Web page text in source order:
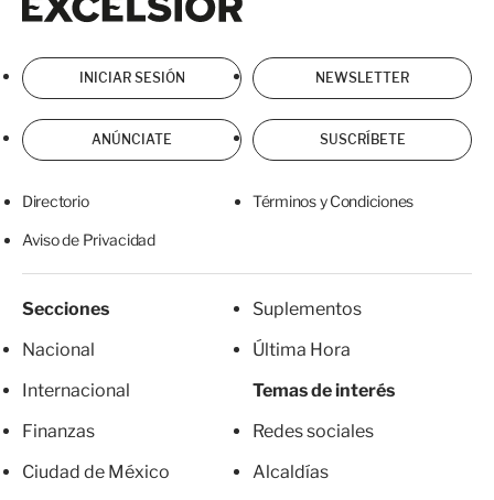
INICIAR SESIÓN NEWSLETTER
ANÚNCIATE SUSCRÍBETE
Directorio Términos y Condiciones
Aviso de Privacidad
Secciones
Nacional
Internacional
Finanzas
Ciudad de México
Suplementos
Última Hora
Temas de interés
Redes sociales
Alcaldías